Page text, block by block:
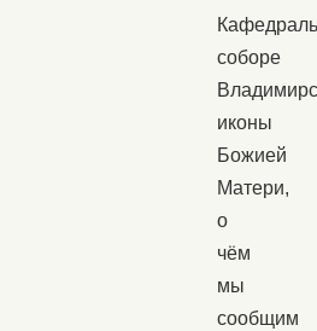
соборе
иконы
Божией
Матери,
о
чём
мы
сообщим